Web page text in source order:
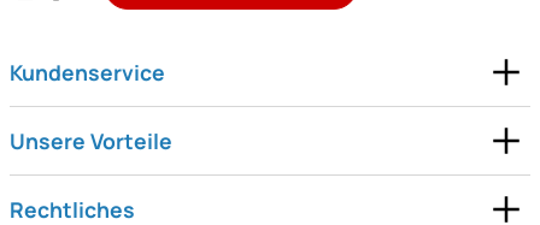
Kundenservice
Unsere Vorteile
Rechtliches